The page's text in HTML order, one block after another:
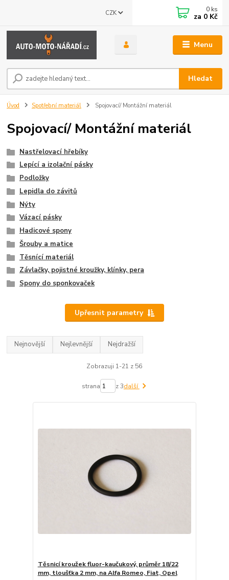
Menu
CZK
Hledat
0 ks
za 0 Kč
Úvod Spotřební materiál Spojovací/ Montážní materiál
Spojovací/ Montážní materiál
Nastřelovací hřebíky
Lepící a izolační pásky
Podložky
Lepidla do závitů
Nýty
Vázací pásky
Hadicové spony
Šrouby a matice
Těsnící materiál
Závlačky, pojistné kroužky, klínky, pera
Spony do sponkovaček
Upřesnit parametry
Nejnovější Nejlevnější Nejdražší
Zobrazuji 1-21 z 56
strana z 3další
Těsnicí kroužek fluor-kaučukový, průměr 18/22
mm, tloušťka 2 mm, na Alfa Romeo, Fiat, Opel